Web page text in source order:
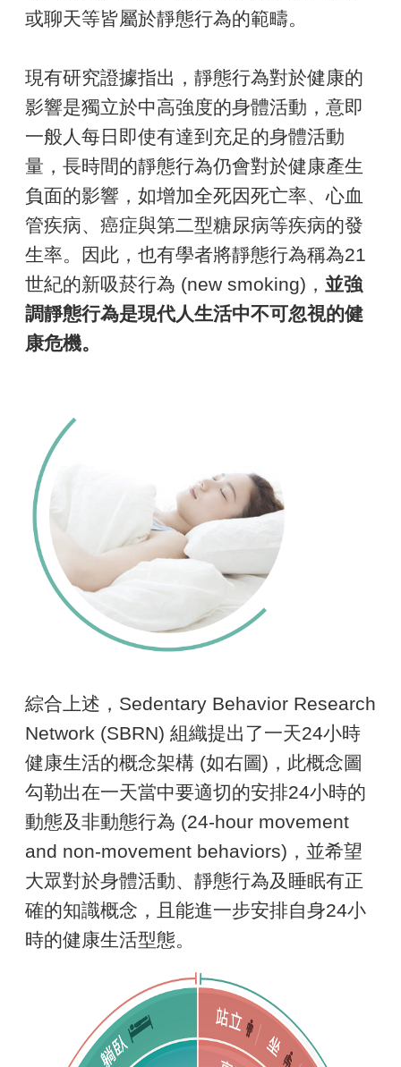
或聊天等皆屬於靜態行為的範疇。
現有研究證據指出，靜態行為對於健康的
影響是獨立於中高強度的身體活動，意即
一般人每日即使有達到充足的身體活動
量，長時間的靜態行為仍會對於健康產生
負面的影響，如增加全死因死亡率、心血
管疾病、癌症與第二型糖尿病等疾病的發
生率。因此，也有學者將靜態行為稱為21
世紀的新吸菸行為 (new smoking)， 並強
調靜態行為是現代人生活中不可忽視的健
康危機。
綜合上述，Sedentary Behavior Research
Network (SBRN) 組織提出了一天24小時
健康生活的概念架構 (如右圖)，此概念圖
勾勒出在一天當中要適切的安排24小時的
動態及非動態行為 (24-hour movement
and non-movement behaviors)，並希望
大眾對於身體活動、靜態行為及睡眠有正
確的知識概念，且能進一步安排自身24小
時的健康生活型態。